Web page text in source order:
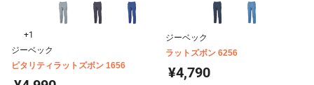
+1
ジーベック
ピタリティラットズボン 1656
ジーベック
ラットズボン 6256
¥4,790